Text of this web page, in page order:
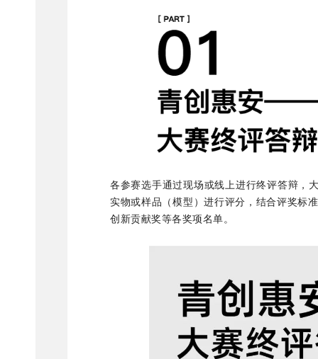
各参赛选手通过现场或线上进行终评答辩，
实物或样品（模型）进行评分，结合评奖标
创新贡献奖等各奖项名单。